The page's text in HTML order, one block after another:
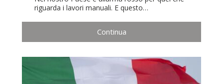
riguarda i lavori manuali. E questo…
Continua